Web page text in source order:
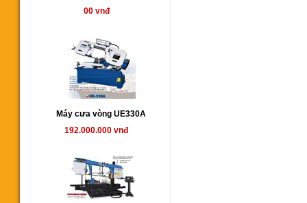
00 vnđ
Máy cưa vòng UE330A
192.000.000 vnđ